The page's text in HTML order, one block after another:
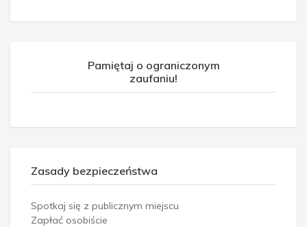
Pamiętaj o ograniczonym
zaufaniu!
Zasady bezpieczeństwa
Spotkaj się z publicznym miejscu
Zapłać osobiście